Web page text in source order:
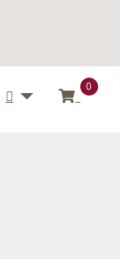
Benutzermenü
0